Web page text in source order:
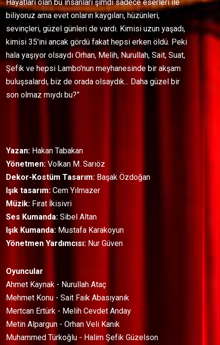
Hayatları olan bu insanları şimdi sadece eserleri ile
biliyoruz ama evet onların kaygıları, hüzünleri,
sevinçleri, güzel günleri de vardı. Kimisi uzun yaşadı,
kimisi 35'ini ancak gördü fakat hepsi erken öldü. Peki
hala yaşıyor olsaydı Orhan, Melih, Nurullah, Sait, Suat,
Şefik ve hepsi Lambo'nun meyhanesinde bir akşam
buluşsalardı, biz de orada olsaydık... Daha güzel bir
son olmaz mıydı bu?”
Yazan: Hakan Tabakan
Yönetmen: Volkan M. Sarıöz
Dekor-Kostüm Tasarım: Başak Özdoğan
Işık tasarım: Cem Yılmazer
Müzik: Fırat İkisivri
Ses Kumanda: Sibel Altan
Işık Kumanda: Mustafa Karakoyun
Yönetmen Yardımcısı: Nur Güven
Oyuncular
Ahmet Kaynak - Nurullah Ataç
Mehmet Konu - Sait Faik Abasıyanık
Mertcan Ertürk - Melih Cevdet Anday
Metin Alpargun - Orhan Veli Kanık
Muhammed Türkoğlu - Halim Şefik Güzelson